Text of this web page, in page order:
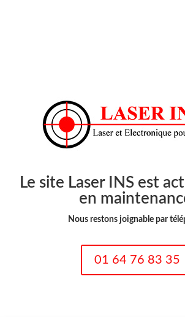
Le site Laser INS est
en
Nous restons joignable par
01 64 76 83 35